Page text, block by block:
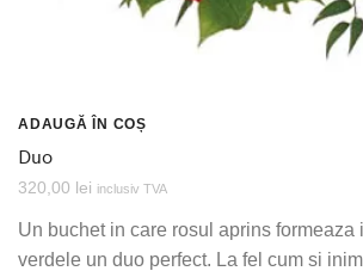
ADAUGĂ ÎN COȘ
Duo
320,00 lei inclusiv TVA
Un buchet in care rosul aprins formeaza
verdele un duo perfect. La fel cum si